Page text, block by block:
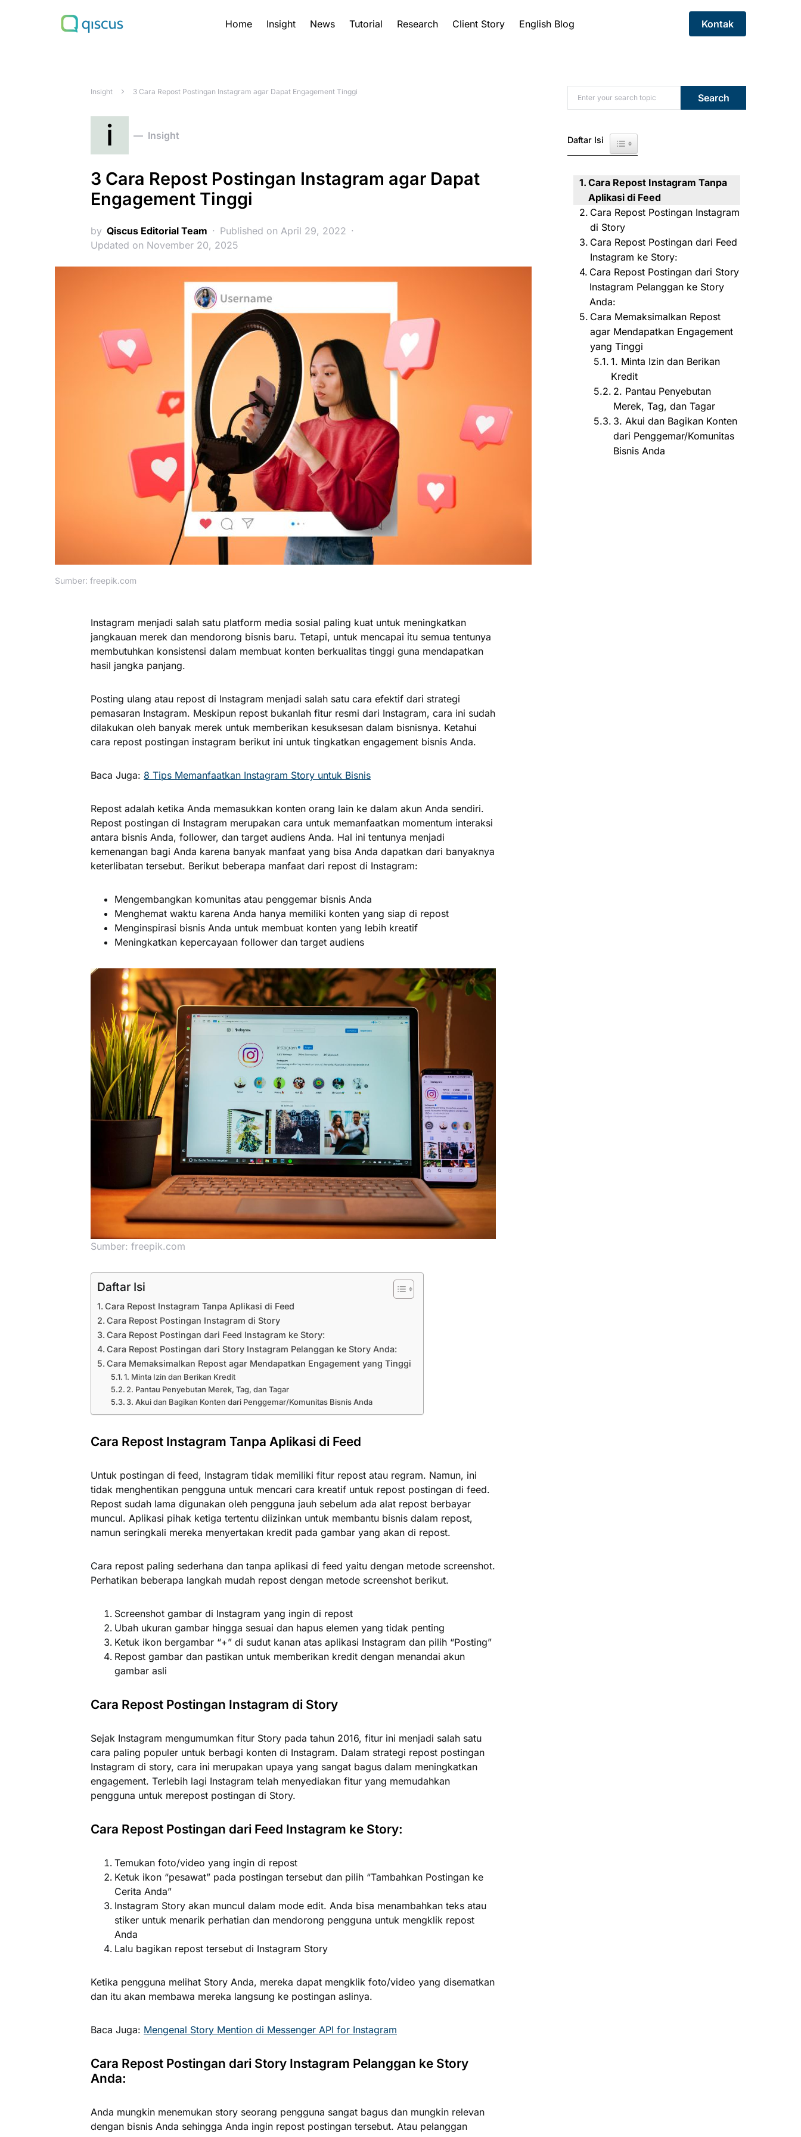
Home Insight News Tutorial Research Client Story English Blog
Kontak
Search for:
Insight 3 Cara Repost Postingan Instagram agar Dapat Engagement Tinggi
i Insight
3 Cara Repost Postingan Instagram agar Dapat
Engagement Tinggi
by Qiscus Editorial Team
Published on April 29, 2022
Updated on November 20, 2025
Sumber: freepik.com
Instagram menjadi salah satu platform media sosial paling kuat untuk meningkatkan
jangkauan merek dan mendorong bisnis baru. Tetapi, untuk mencapai itu semua tentunya
membutuhkan konsistensi dalam membuat konten berkualitas tinggi guna mendapatkan
hasil jangka panjang.
Posting ulang atau repost di Instagram menjadi salah satu cara efektif dari strategi
pemasaran Instagram. Meskipun repost bukanlah fitur resmi dari Instagram, cara ini sudah
dilakukan oleh banyak merek untuk memberikan kesuksesan dalam bisnisnya. Ketahui
cara repost postingan instagram berikut ini untuk tingkatkan engagement bisnis Anda.
Baca Juga: 8 Tips Memanfaatkan Instagram Story untuk Bisnis
Repost adalah ketika Anda memasukkan konten orang lain ke dalam akun Anda sendiri.
Repost postingan di Instagram merupakan cara untuk memanfaatkan momentum interaksi
antara bisnis Anda, follower, dan target audiens Anda. Hal ini tentunya menjadi
kemenangan bagi Anda karena banyak manfaat yang bisa Anda dapatkan dari banyaknya
keterlibatan tersebut. Berikut beberapa manfaat dari repost di Instagram:
Mengembangkan komunitas atau penggemar bisnis Anda
Menghemat waktu karena Anda hanya memiliki konten yang siap di repost
Menginspirasi bisnis Anda untuk membuat konten yang lebih kreatif
Meningkatkan kepercayaan follower dan target audiens
Sumber: freepik.com
Daftar Isi
Cara Repost Instagram Tanpa Aplikasi di Feed
Cara Repost Postingan Instagram di Story
Cara Repost Postingan dari Feed Instagram ke Story:
Cara Repost Postingan dari Story Instagram Pelanggan ke Story Anda:
Cara Memaksimalkan Repost agar Mendapatkan Engagement yang Tinggi
1. Minta Izin dan Berikan Kredit
2. Pantau Penyebutan Merek, Tag, dan Tagar
3. Akui dan Bagikan Konten dari Penggemar/Komunitas Bisnis Anda
Cara Repost Instagram Tanpa Aplikasi di Feed
Untuk postingan di feed, Instagram tidak memiliki fitur repost atau regram. Namun, ini
tidak menghentikan pengguna untuk mencari cara kreatif untuk repost postingan di feed.
Repost sudah lama digunakan oleh pengguna jauh sebelum ada alat repost berbayar
muncul. Aplikasi pihak ketiga tertentu diizinkan untuk membantu bisnis dalam repost,
namun seringkali mereka menyertakan kredit pada gambar yang akan di repost.
Cara repost paling sederhana dan tanpa aplikasi di feed yaitu dengan metode screenshot.
Perhatikan beberapa langkah mudah repost dengan metode screenshot berikut.
Screenshot gambar di Instagram yang ingin di repost
Ubah ukuran gambar hingga sesuai dan hapus elemen yang tidak penting
Ketuk ikon bergambar “+” di sudut kanan atas aplikasi Instagram dan pilih “Posting”
Repost gambar dan pastikan untuk memberikan kredit dengan menandai akun
gambar asli
Cara Repost Postingan Instagram di Story
Sejak Instagram mengumumkan fitur Story pada tahun 2016, fitur ini menjadi salah satu
cara paling populer untuk berbagi konten di Instagram. Dalam strategi repost postingan
Instagram di story, cara ini merupakan upaya yang sangat bagus dalam meningkatkan
engagement. Terlebih lagi Instagram telah menyediakan fitur yang memudahkan
pengguna untuk merepost postingan di Story.
Cara Repost Postingan dari Feed Instagram ke Story:
Temukan foto/video yang ingin di repost
Ketuk ikon “pesawat” pada postingan tersebut dan pilih “Tambahkan Postingan ke
Cerita Anda”
Instagram Story akan muncul dalam mode edit. Anda bisa menambahkan teks atau
stiker untuk menarik perhatian dan mendorong pengguna untuk mengklik repost
Anda
Lalu bagikan repost tersebut di Instagram Story
Ketika pengguna melihat Story Anda, mereka dapat mengklik foto/video yang disematkan
dan itu akan membawa mereka langsung ke postingan aslinya.
Baca Juga: Mengenal Story Mention di Messenger API for Instagram
Cara Repost Postingan dari Story Instagram Pelanggan ke Story
Anda:
Anda mungkin menemukan story seorang pengguna sangat bagus dan mungkin relevan
dengan bisnis Anda sehingga Anda ingin repost postingan tersebut. Atau pelanggan
Search for: Search
Daftar Isi Toggle Table of Content
Cara Repost Instagram Tanpa
Aplikasi di Feed
Cara Repost Postingan Instagram
di Story
Cara Repost Postingan dari Feed
Instagram ke Story:
Cara Repost Postingan dari Story
Instagram Pelanggan ke Story
Anda:
Cara Memaksimalkan Repost
agar Mendapatkan Engagement
yang Tinggi
1. Minta Izin dan Berikan
Kredit
2. Pantau Penyebutan
Merek, Tag, dan Tagar
3. Akui dan Bagikan Konten
dari Penggemar/Komunitas
Bisnis Anda